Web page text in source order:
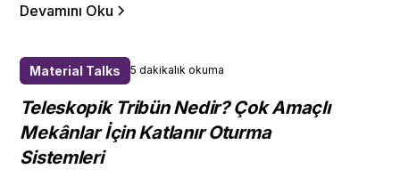
Devamını Oku
Material Talks 5 dakikalık okuma
Teleskopik Tribün Nedir? Çok Amaçlı
Mekânlar İçin Katlanır Oturma
Sistemleri